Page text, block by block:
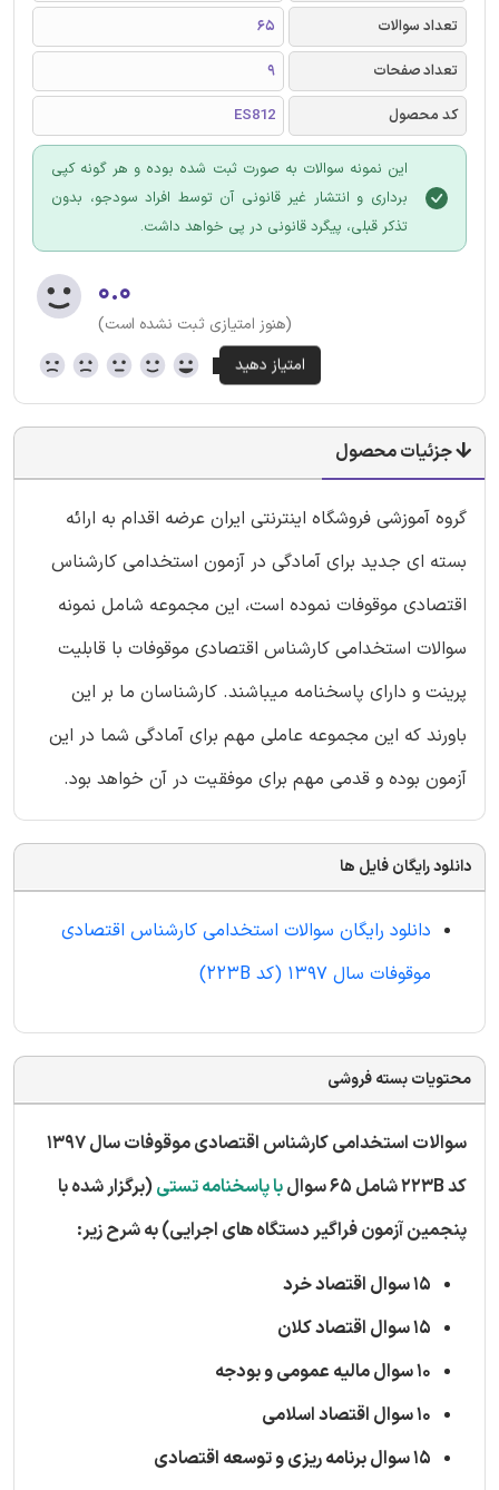
تعداد سوالات
65
تعداد صفحات
9
کد محصول
ES812
این نمونه سوالات به صورت ثبت شده بوده و هر گونه کپی
برداری و انتشار غیر قانونی آن توسط افراد سودجو، بدون
تذکر قبلی، پیگرد قانونی در پی خواهد داشت.
۰.۰
(هنوز امتیازی ثبت نشده است)
جزئیات محصول
گروه آموزشی فروشگاه اینترنتی ایران عرضه اقدام به ارائه
بسته ای جدید برای آمادگی در آزمون استخدامی کارشناس
اقتصادی موقوفات نموده است، این مجموعه شامل نمونه
سوالات استخدامی کارشناس اقتصادی موقوفات با قابلیت
پرینت و دارای پاسخنامه میباشند. کارشناسان ما بر این
باورند که این مجموعه عاملی مهم برای آمادگی شما در این
آزمون بوده و قدمی مهم برای موفقیت در آن خواهد بود.
دانلود رایگان فایل ها
دانلود رایگان سوالات استخدامی کارشناس اقتصادی
موقوفات سال 1397 (کد 223B)
محتویات بسته فروشی
سوالات استخدامی کارشناس اقتصادی موقوفات سال 1397
کد 223B شامل 65 سوال
با پاسخنامه تستی(برگزار شده با
پنجمین آزمون فراگیر دستگاه های اجرایی) به شرح زیر:
15 سوال اقتصاد خرد
15 سوال اقتصاد کلان
10 سوال مالیه عمومی و بودجه
10 سوال اقتصاد اسلامی
15 سوال برنامه ریزی و توسعه اقتصادی